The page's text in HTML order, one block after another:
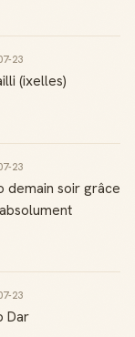
23
(ixelles)
23
demain soir grâce
23
Dar